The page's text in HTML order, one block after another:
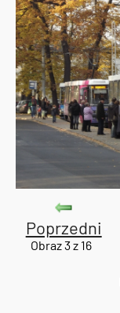
Poprzedni
Obraz 3 z 16